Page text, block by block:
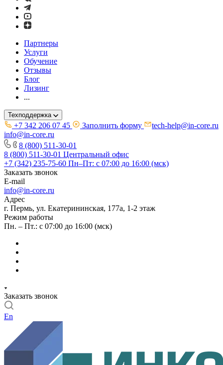
Партнеры
Услуги
Обучение
Отзывы
Блог
Лизинг
...
Техподдержка
+7 342 206 07 45 Заполнить форму
tech-help@in-core.ru
info@in-core.ru
8 (800) 511-30-01
8 (800) 511-30-01 Центральный офис
+7 (342) 235-75-60 Пн–Пт: с 07:00 до 16:00 (мск)
Заказать звонок
E-mail
info@in-core.ru
Адрес
г. Пермь, ул. ​Екатерининская, 177а, ​1-2 этаж
Режим работы
Пн. – Пт.: с 07:00 до 16:00 (мск)
Заказать звонок
En